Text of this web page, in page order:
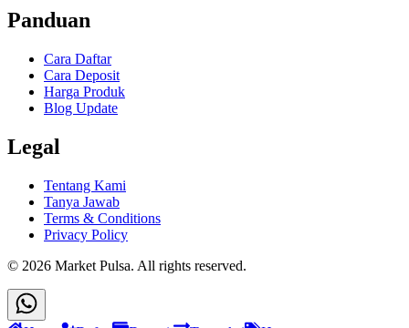
Panduan
Cara Daftar
Cara Deposit
Harga Produk
Blog Update
Legal
Tentang Kami
Tanya Jawab
Terms & Conditions
Privacy Policy
© 2026 Market Pulsa. All rights reserved.